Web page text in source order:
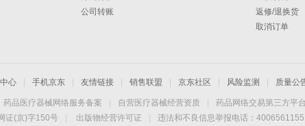
公司转账
返修/退换货
取消订单
心 手机京东 友情链接 销售联盟 京东社区 风险监测 质量公
药品医疗器械网络服务备案 自营医疗器械经营资质 药品网络交易第三方平
证(京)字150号
出版物经营许可证 违法和不良信息举报电话：4006561155